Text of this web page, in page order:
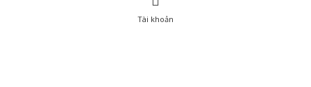
Tài khoản